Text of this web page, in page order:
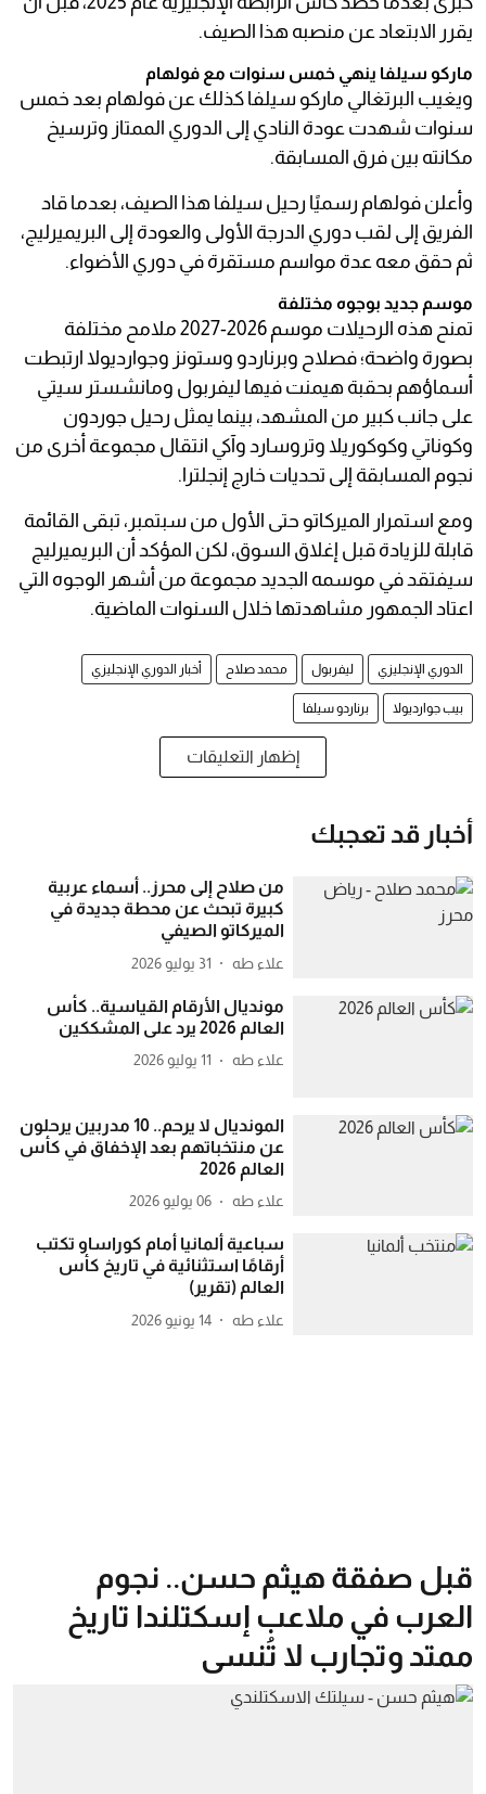
يقرر الابتعاد عن منصبه هذا الصيف.
ماركو سيلفا ينهي خمس سنوات مع فولهام
ويغيب البرتغالي ماركو سيلفا كذلك عن فولهام بعد خمس
سنوات شهدت عودة النادي إلى الدوري الممتاز وترسيخ
مكانته بين فرق المسابقة.
وأعلن فولهام رسميًا رحيل سيلفا هذا الصيف، بعدما قاد
الفريق إلى لقب دوري الدرجة الأولى والعودة إلى البريميرليج،
ثم حقق معه عدة مواسم مستقرة في دوري الأضواء.
موسم جديد بوجوه مختلفة
تمنح هذه الرحيلات موسم 2026-2027 ملامح مختلفة
بصورة واضحة؛ فصلاح وبرناردو وستونز وجوارديولا ارتبطت
أسماؤهم بحقبة هيمنت فيها ليفربول ومانشستر سيتي
على جانب كبير من المشهد، بينما يمثل رحيل جوردون
وكوناتي وكوكوريلا وتروسارد وآكي انتقال مجموعة أخرى من
نجوم المسابقة إلى تحديات خارج إنجلترا.
ومع استمرار الميركاتو حتى الأول من سبتمبر، تبقى القائمة
قابلة للزيادة قبل إغلاق السوق، لكن المؤكد أن البريميرليج
سيفتقد في موسمه الجديد مجموعة من أشهر الوجوه التي
اعتاد الجمهور مشاهدتها خلال السنوات الماضية.
الدوري الإنجليزي ليفربول محمد صلاح أخبار الدوري الإنجليزي
بيب جوارديولا برناردو سيلفا
إظهار التعليقات
أخبار قد تعجبك
من صلاح إلى محرز.. أسماء عربية
كبيرة تبحث عن محطة جديدة في
الميركاتو الصيفي
علاء طه 31 يوليو 2026
مونديال الأرقام القياسية.. كأس
العالم 2026 يرد على المشككين
علاء طه 11 يوليو 2026
المونديال لا يرحم.. 10 مدربين يرحلون
عن منتخباتهم بعد الإخفاق في كأس
العالم 2026
علاء طه 06 يوليو 2026
سباعية ألمانيا أمام كوراساو تكتب
أرقامًا استثنائية في تاريخ كأس
العالم (تقرير)
علاء طه 14 يونيو 2026
قبل صفقة هيثم حسن.. نجوم
العرب في ملاعب إسكتلندا تاريخ
ممتد وتجارب لا تُنسى